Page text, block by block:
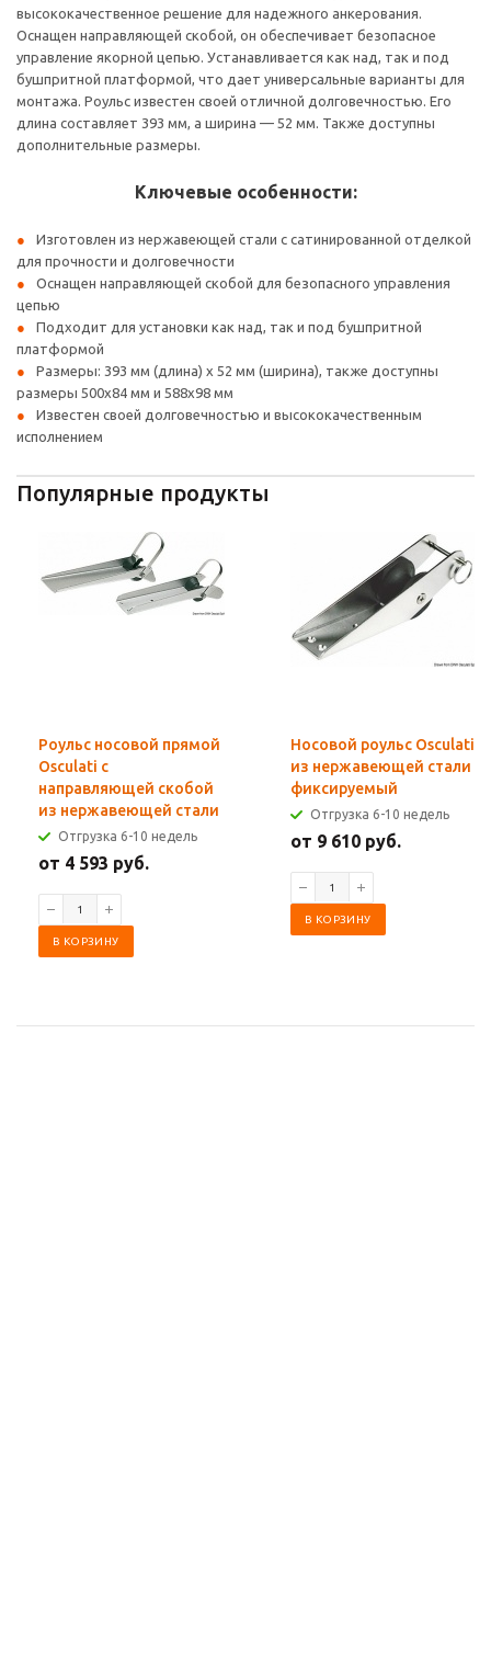
высококачественное решение для надежного анкерования.
Оснащен направляющей скобой, он обеспечивает безопасное
управление якорной цепью. Устанавливается как над, так и под
бушпритной платформой, что дает универсальные варианты для
монтажа. Роульс известен своей отличной долговечностью. Его
длина составляет 393 мм, а ширина — 52 мм. Также доступны
дополнительные размеры.
Ключевые особенности:
Изготовлен из нержавеющей стали с сатинированной отделкой
для прочности и долговечности
Оснащен направляющей скобой для безопасного управления
цепью
Подходит для установки как над, так и под бушпритной
платформой
Размеры: 393 мм (длина) x 52 мм (ширина), также доступны
размеры 500x84 мм и 588x98 мм
Известен своей долговечностью и высококачественным
исполнением
Популярные продукты
Роульс носовой прямой
Osculati с
направляющей скобой
из нержавеющей стали
Отгрузка 6-10 недель
от 4 593 руб.
В КОРЗИНУ
Носовой роульс Osculati
из нержавеющей стали
фиксируемый
Отгрузка 6-10 недель
от 9 610 руб.
В КОРЗИНУ